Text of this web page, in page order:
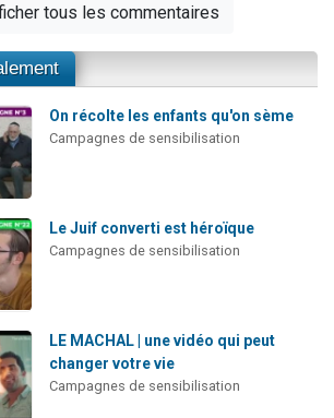
tous les commentaires
On récolte les enfants qu'on sème
Campagnes de sensibilisation
Le Juif converti est héroïque
Campagnes de sensibilisation
LE MACHAL | une vidéo qui peut
changer votre vie
Campagnes de sensibilisation